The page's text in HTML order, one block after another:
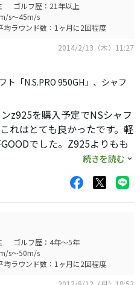
ゴルフ歴：21年以上
s～45m/s
均ラウンド数：1ヶ月に2回程度
2014/2/13（木）11:27
ト「N.S.PRO 950GH」、シャフ
z925を購入予定でNSシャフ
れはとても良かったです。軽
でした。Z925よりもも
でした。方向性・飛距離に
までの初心者でも問題無い
好きな上級者にも良いかと
続きを読む
ゴルフ歴：4年～5年
s～50m/s
均ラウンド数：1ヶ月に2回程度